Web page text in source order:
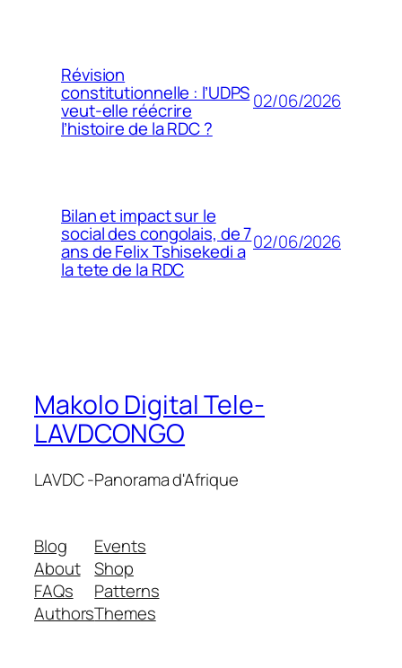
Révision
constitutionnelle : l’UDPS
veut-elle réécrire
l’histoire de la RDC ?
02/06/2026
Bilan et impact sur le
social des congolais, de 7
ans de Felix Tshisekedi a
la tete de la RDC
02/06/2026
Makolo Digital Tele-
LAVDCONGO
LAVDC -Panorama d'Afrique
Blog
About
FAQs
Authors
Events
Shop
Patterns
Themes